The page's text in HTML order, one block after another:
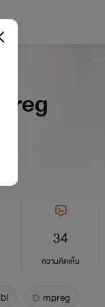
34
ความคิดเห็น
bl mpreg